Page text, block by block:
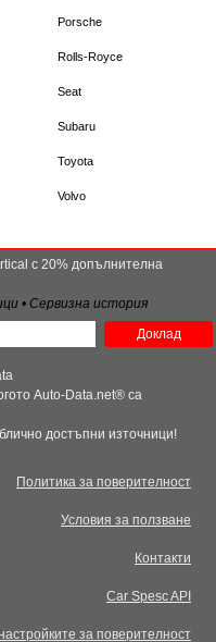
Porsche
Rolls-Royce
Seat
Subaru
Toyota
Volvo
с 20% допълнителна
• Сервизна история
Доклад
Auto-Data.net® са
достъпни източници!
Политика за поверителност
Условия за ползване
Контакти
Car Spesc API
за поверителност